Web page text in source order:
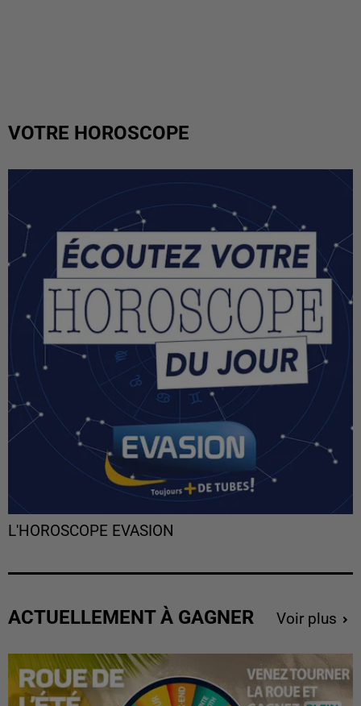
VOTRE HOROSCOPE
L'HOROSCOPE EVASION
ACTUELLEMENT À GAGNER Voir plus